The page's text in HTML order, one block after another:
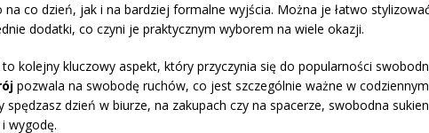
na co dzień, jak i na bardziej formalne wyjścia. Można je łatwo
dodatki, co czyni je praktycznym wyborem na wiele okazji.
kolejny kluczowy aspekt, który przyczynia się do popularności
pozwala na swobodę ruchów, co jest szczególnie ważne w
spędzasz dzień w biurze, na zakupach czy na spacerze, swobodna
wygodę.